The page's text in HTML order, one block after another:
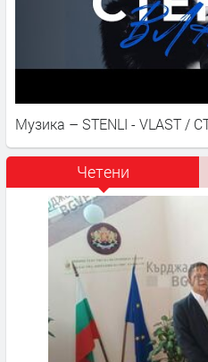
Музика – STENLI - VLAST /
Четени